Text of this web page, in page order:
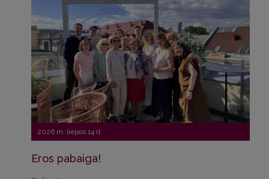
2026 m. liepos 14 d.
Eros pabaiga!